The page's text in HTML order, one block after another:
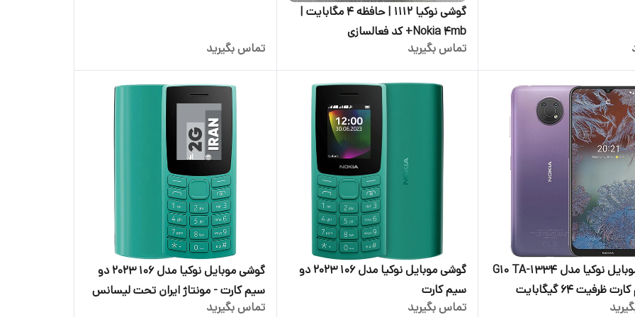
گوشی نوکیا 1112 | حافظه ۴ مگابایت |
Nokia 4mb+ کد فعالسازی
تماس بگیرید
تماس بگیرید
گوشی موبایل نوکیا مدل G10 TA-1334
دو سیم کارت ظرفیت 64 گیگابایت
گوشی موبایل نوکیا مدل 106 2023 دو
سیم‌ کارت
تماس بگیرید
گوشی موبایل نوکیا مدل 106 2023 دو
سیم کارت - مونتاژ ایران تحت لیسانس
نوکیا
تماس بگیرید